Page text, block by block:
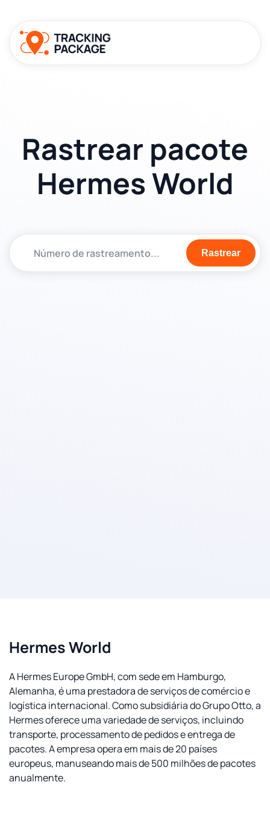
Rastrear pacote
Hermes World
Rastrear
Hermes World
A Hermes Europe GmbH, com sede em Hamburgo,
Alemanha, é uma prestadora de serviços de comércio e
logística internacional. Como subsidiária do Grupo Otto, a
Hermes oferece uma variedade de serviços, incluindo
transporte, processamento de pedidos e entrega de
pacotes. A empresa opera em mais de 20 países
europeus, manuseando mais de 500 milhões de pacotes
anualmente.